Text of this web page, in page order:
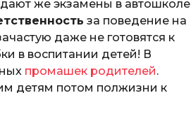
же экзамены в автошколе
за поведение на
даже не готовятся к
в воспитании детей! В
промашек родителей.
детям потом полжизни к